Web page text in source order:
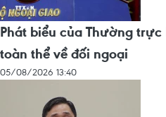
Phát biểu của Thường
toàn thể về đối ngoại
05/08/2026 13:40